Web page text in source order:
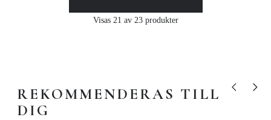
Visas 21 av 23 produkter
REKOMMENDERAS TILL
DIG
Visa tidigare
Visa